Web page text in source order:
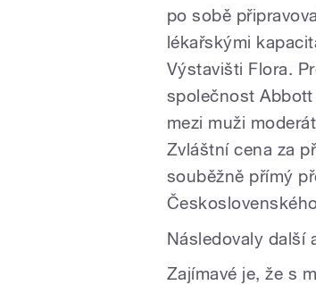
po sobě
lékařskými
Výstavišti Flora.
společnost Abbott
mezi muži
Zvláštní cena za
souběžně přímý
Následovaly další
Zajímavé je, že s